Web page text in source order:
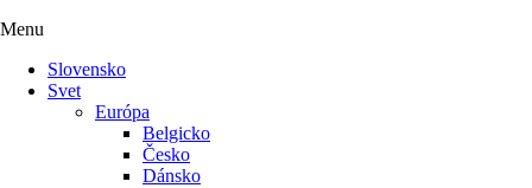
Menu
Slovensko
Svet
Európa
Belgicko
Česko
Dánsko